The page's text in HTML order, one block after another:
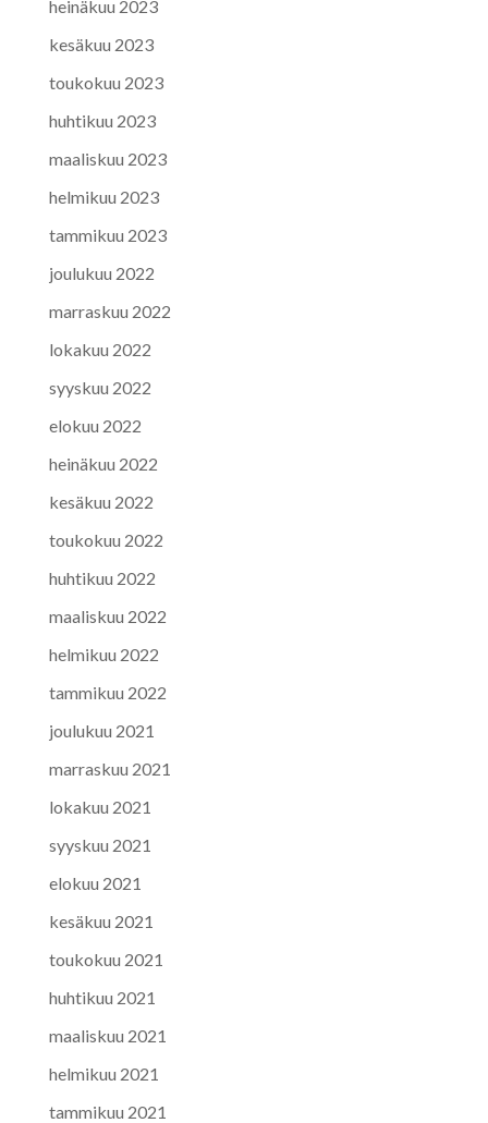
heinäkuu 2023
kesäkuu 2023
toukokuu 2023
huhtikuu 2023
maaliskuu 2023
helmikuu 2023
tammikuu 2023
joulukuu 2022
marraskuu 2022
lokakuu 2022
syyskuu 2022
elokuu 2022
heinäkuu 2022
kesäkuu 2022
toukokuu 2022
huhtikuu 2022
maaliskuu 2022
helmikuu 2022
tammikuu 2022
joulukuu 2021
marraskuu 2021
lokakuu 2021
syyskuu 2021
elokuu 2021
kesäkuu 2021
toukokuu 2021
huhtikuu 2021
maaliskuu 2021
helmikuu 2021
tammikuu 2021